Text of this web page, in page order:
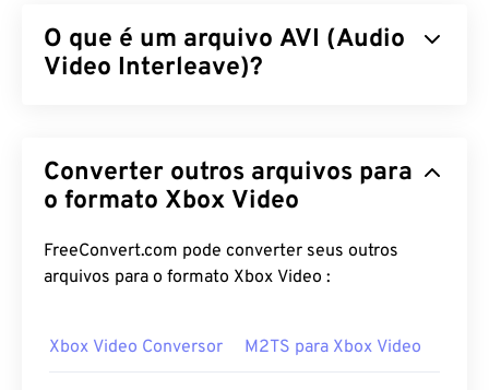
O que é um arquivo AVI (Audio
Video Interleave)?
descendente doResource Interchange File Format
(RIFF). Com a ajuda de programas de terceiros, o
streaming, anexos e contêineres 3D.
A Microsoft oferece um visualizador AVIgratuito e
Converter outros arquivos para
o formato Xbox Video
FreeConvert.com pode converter seus outros
arquivos para o formato Xbox Video :
Xbox Video Conversor M2TS para Xbox Video